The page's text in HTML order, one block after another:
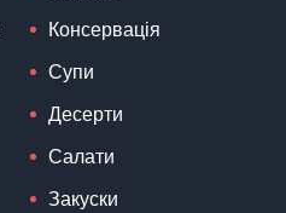
Консервація
Супи
Десерти
Салати
Закуски